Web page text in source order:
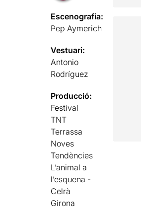
Escenografia:
Pep Aymerich
Vestuari:
Antonio
Rodríguez
Producció:
Festival
TNT
Terrassa
Noves
Tendències
L’animal a
l’esquena -
Celrà
Girona